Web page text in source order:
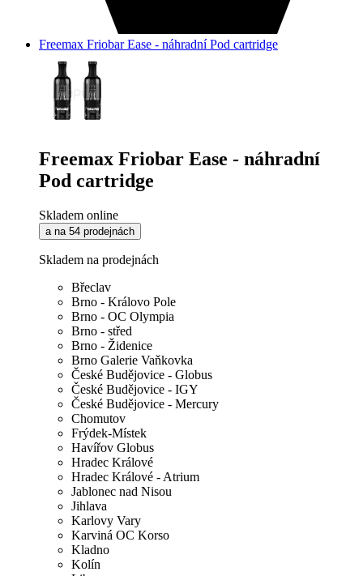
Freemax Friobar Ease - náhradní Pod cartridge
Freemax Friobar Ease - náhradní
Pod cartridge
Skladem online
a na 54 prodejnách
Skladem na prodejnách
Břeclav
Brno - Královo Pole
Brno - OC Olympia
Brno - střed
Brno - Židenice
Brno Galerie Vaňkovka
České Budějovice - Globus
České Budějovice - IGY
České Budějovice - Mercury
Chomutov
Frýdek-Místek
Havířov Globus
Hradec Králové
Hradec Králové - Atrium
Jablonec nad Nisou
Jihlava
Karlovy Vary
Karviná OC Korso
Kladno
Kolín